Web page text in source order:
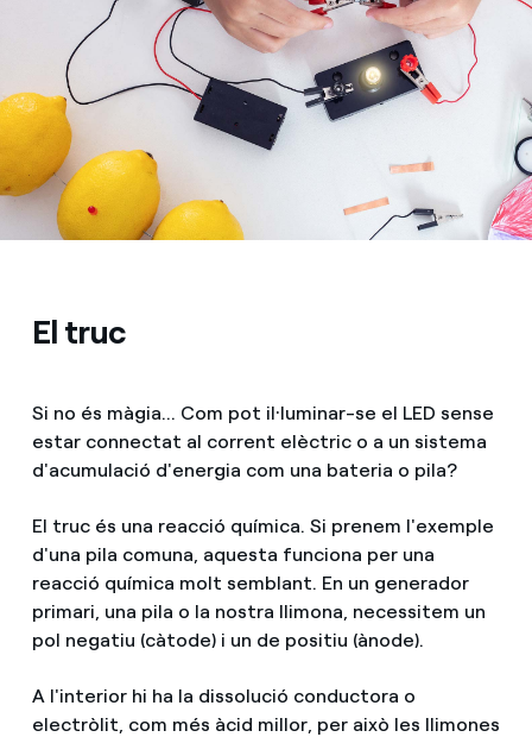
El truc
Si no és màgia... Com pot il·luminar-se el LED sense
estar connectat al corrent elèctric o a un sistema
d'acumulació d'energia com una bateria o pila?
El truc és una reacció química. Si prenem l'exemple
d'una pila comuna, aquesta funciona per una
reacció química molt semblant. En un generador
primari, una pila o la nostra llimona, necessitem un
pol negatiu (càtode) i un de positiu (ànode).
A l'interior hi ha la dissolució conductora o
electròlit, com més àcid millor, per això les llimones